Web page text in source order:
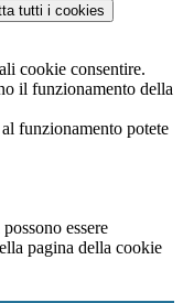
tutti i cookies
cookie consentire.
il funzionamento della
funzionamento potete
essere
pagina della cookie